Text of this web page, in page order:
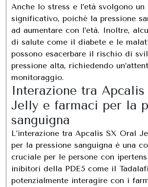
Anche lo stress e l’età svolgono un
significativo, poiché la pressione
ad aumentare con l’età. Inoltre,
di salute come il diabete e le
possono esacerbare il rischio di
pressione alta, richiedendo
monitoraggio.
Interazione tra
Jelly e farmaci per la
sanguigna
L’interazione tra Apcalis SX Oral
per la pressione sanguigna è una
cruciale per le persone con
inibitori della PDE5 come il
potenzialmente interagire con i